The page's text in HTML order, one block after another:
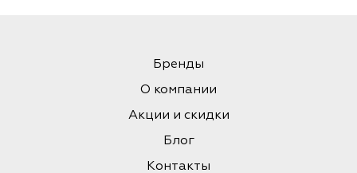
Бренды
О компании
Акции и скидки
Блог
Контакты